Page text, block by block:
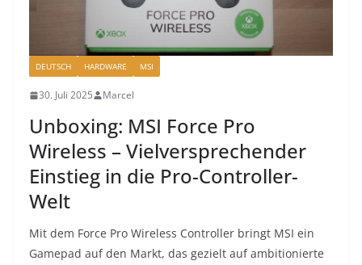
DEUTSCH HARDWARE MSI
30. Juli 2025 Marcel
Unboxing: MSI Force Pro
Wireless – Vielversprechender
Einstieg in die Pro-Controller-
Welt
Mit dem Force Pro Wireless Controller bringt MSI ein
Gamepad auf den Markt, das gezielt auf ambitionierte